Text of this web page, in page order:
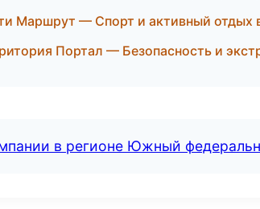
Маршрут — Спорт и активный отдых
Портал — Безопасность и
в регионе Южный